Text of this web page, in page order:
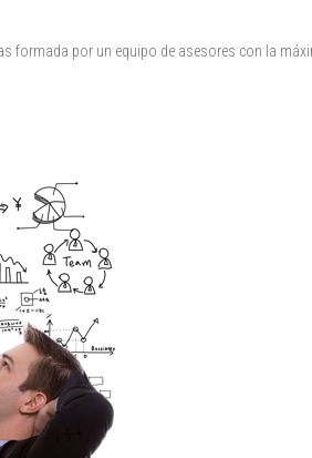
formada por un equipo de asesores con la